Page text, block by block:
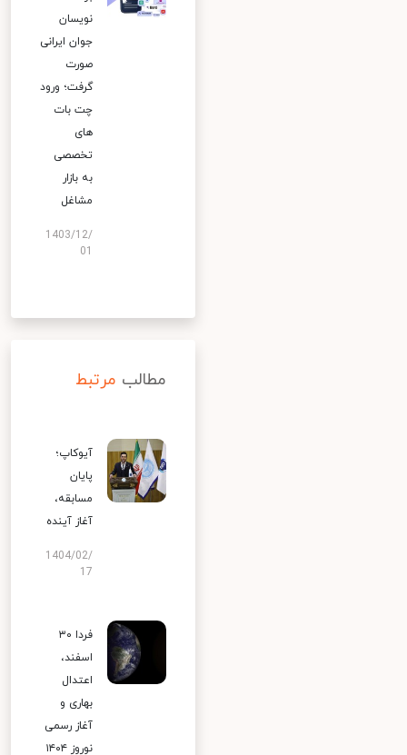
نویسان
جوان ایرانی
صورت
گرفت؛ ورود
چت بات
های
تخصصی
به بازار
مشاغل
1403/12/
مطالب مرتبط
آیوکاپ؛
پایان
مسابقه،
آغاز آینده
1404/02/
17
فردا ۳۰
اسفند،
اعتدال
بهاری و
آغاز رسمی
نوروز ۱۴۰۴